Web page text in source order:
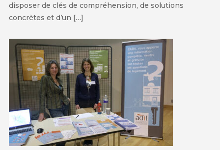
disposer de clés de compréhension, de solutions
concrètes et d’un […]